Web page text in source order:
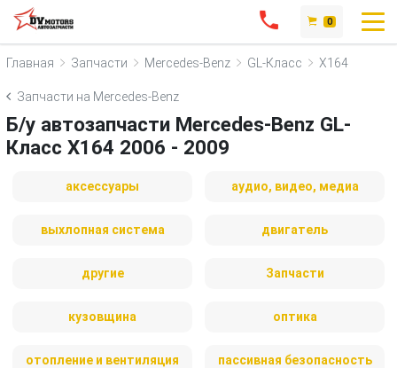
0
Главная Запчасти Mercedes-Benz GL-Класс X164
Запчасти на Mercedes-Benz
Б/у автозапчасти Mercedes-Benz GL-
Класс X164 2006 - 2009
аксессуары аудио, видео, медиа
выхлопная система двигатель
другие Запчасти
кузовщина оптика
отопление и вентиляция пассивная безопасность